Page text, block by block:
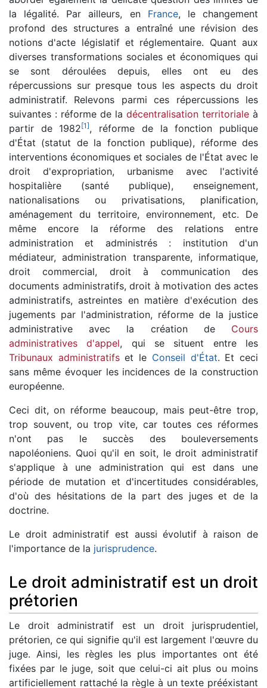
la légalité. Par ailleurs, en France, le changement
profond des structures a entraîné une révision des
notions d'acte législatif et réglementaire. Quant aux
diverses transformations sociales et économiques qui
se sont déroulées depuis, elles ont eu des
répercussions sur presque tous les aspects du droit
administratif. Relevons parmi ces répercussions les
suivantes : réforme de la décentralisation territoriale à
partir de 1982[1], réforme de la fonction publique
d'État (statut de la fonction publique), réforme des
interventions économiques et sociales de l'État avec le
droit d'expropriation, urbanisme avec l'activité
hospitalière (santé publique), enseignement,
nationalisations ou privatisations, planification,
aménagement du territoire, environnement, etc. De
même encore la réforme des relations entre
administration et administrés : institution d'un
médiateur, administration transparente, informatique,
droit commercial, droit à communication des
documents administratifs, droit à motivation des actes
administratifs, astreintes en matière d'exécution des
jugements par l'administration, réforme de la justice
administrative avec la création de Cours
administratives d'appel, qui se situent entre les
Tribunaux administratifset le Conseil d'État. Et ceci
sans même évoquer les incidences de la construction
européenne.
Ceci dit, on réforme beaucoup, mais peut-être trop,
trop souvent, ou trop vite, car toutes ces réformes
n'ont pas le succès des bouleversements
napoléoniens. Quoi qu'il en soit, le droit administratif
s'applique à une administration qui est dans une
période de mutation et d'incertitudes considérables,
d'où des hésitations de la part des juges et de la
doctrine.
Le droit administratif est aussi évolutif à raison de
l'importance de la jurisprudence.
Le droit administratif est un droit
prétorien
Le droit administratif est un droit jurisprudentiel,
prétorien, ce qui signifie qu'il est largement l'œuvre du
juge. Ainsi, les règles les plus importantes ont été
fixées par le juge, soit que celui-ci ait plus ou moins
artificiellement rattaché la règle à un texte prééxistant